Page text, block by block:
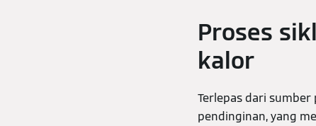
Proses
kalor
Terlepas dari
pendinginan, yang